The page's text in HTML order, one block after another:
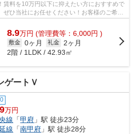
賃料を10万円以下に抑えたい方におすすめで
ぜひ当社にお任せください！お客様のご希望
物件...
8.9万円 (管理費等：6,000円 )
敷金 0ヶ月 礼金
2ヶ月
2階 / 1LDK / 42.93㎡
ゲートＶ
万円
線 「甲府 」駅 徒歩23分
線 「南甲府 」駅 徒歩28分